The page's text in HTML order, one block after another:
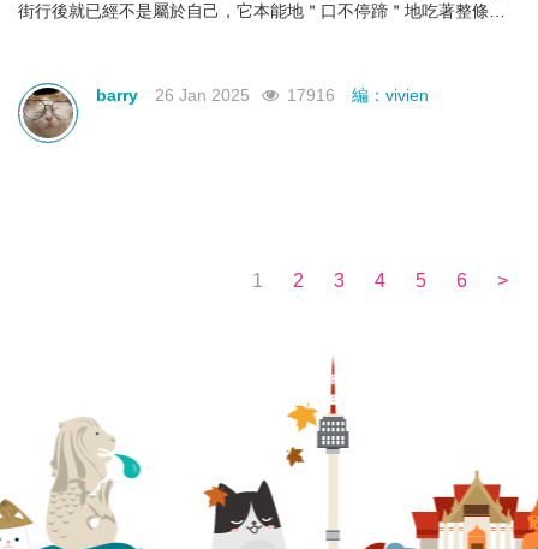
街行後就已經不是屬於自己，它本能地＂口不停蹄＂地吃著整條街
求keep fit體態的人，特別是女士門的一大挑戰。
barry 26 Jan 2025 17916 編：vivien
1 2 3 4 5 6 >